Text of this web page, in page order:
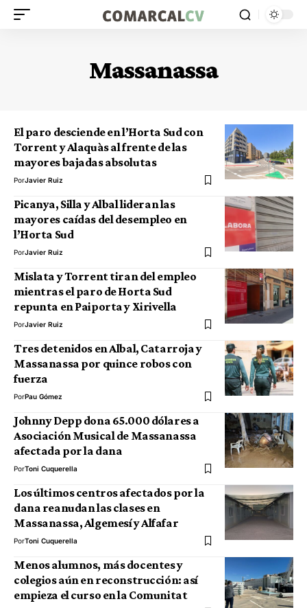
Massanassa
El paro desciende en l’Horta Sud con
Torrent y Alaquàs al frente de las
mayores bajadas absolutas
PorJavier Ruiz
Picanya, Silla y Albal lideran las
mayores caídas del desempleo en
l’Horta Sud
PorJavier Ruiz
Mislata y Torrent tiran del empleo
mientras el paro de Horta Sud
repunta en Paiporta y Xirivella
PorJavier Ruiz
Tres detenidos en Albal, Catarroja y
Massanassa por quince robos con
fuerza
PorPau Gómez
Johnny Depp dona 65.000 dólares a
Asociación Musical de Massanassa
afectada por la dana
PorToni Cuquerella
Los últimos centros afectados por la
dana reanudan las clases en
Massanassa, Algemesí y Alfafar
PorToni Cuquerella
Menos alumnos, más docentes y
colegios aún en reconstrucción: así
empieza el curso en la Comunitat